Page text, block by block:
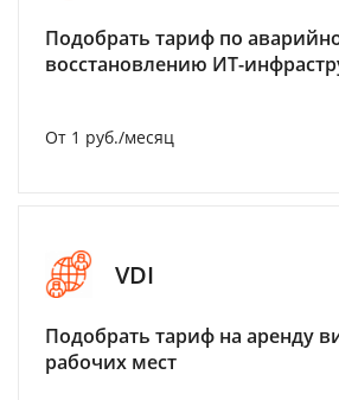
Подобрать тариф по
восстановлению ИТ-
От 1 руб./месяц
VDI
Подобрать тариф на аренду
рабочих мест